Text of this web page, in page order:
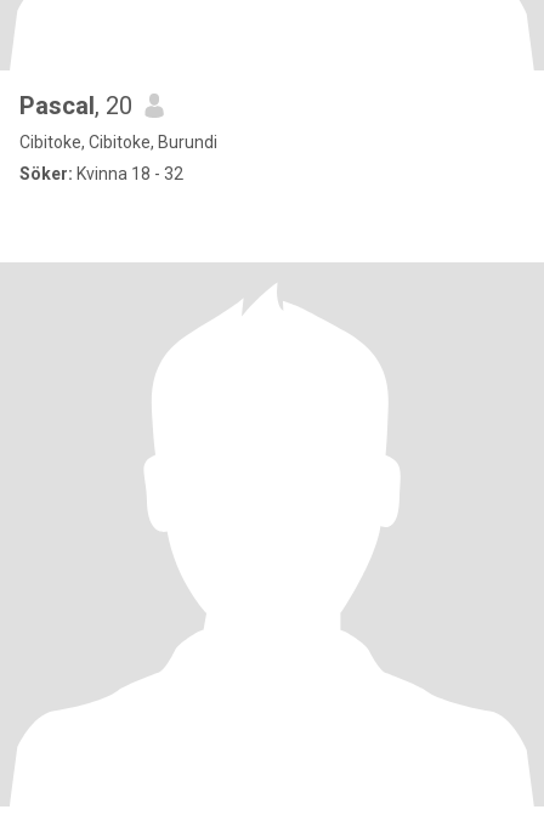
Pascal, 20
Cibitoke, Cibitoke, Burundi
Söker: Kvinna 18 - 32